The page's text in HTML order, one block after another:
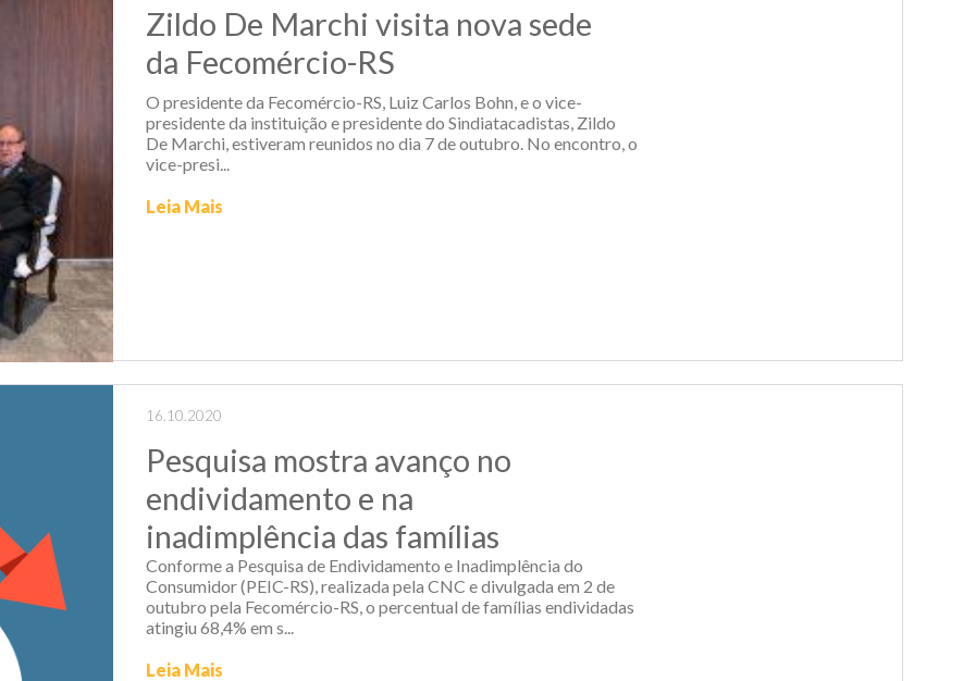
Zildo De Marchi visita nova sede
da Fecomércio-RS
O presidente da Fecomércio-RS, Luiz Carlos Bohn, e o vice-
presidente da instituição e presidente do Sindiatacadistas, Zildo
De Marchi, estiveram reunidos no dia 7 de outubro. No encontro, o
vice-presi...
Leia Mais
16.10.2020
Pesquisa mostra avanço no
endividamento e na
inadimplência das famílias
Conforme a Pesquisa de Endividamento e Inadimplência do
Consumidor (PEIC-RS), realizada pela CNC e divulgada em 2 de
outubro pela Fecomércio-RS, o percentual de famílias endividadas
atingiu 68,4% em s...
Leia Mais